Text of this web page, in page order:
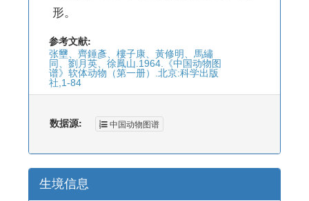
形。
参考文献:
张壐、齊錘彥、樓子康、黃修明、馬繡
同、劉月英、徐鳳山.1964.《中国动物图
谱》软体动物（第一册）.北京:科学出版
社,1-84
数据源: 中国动物图谱
生境信息